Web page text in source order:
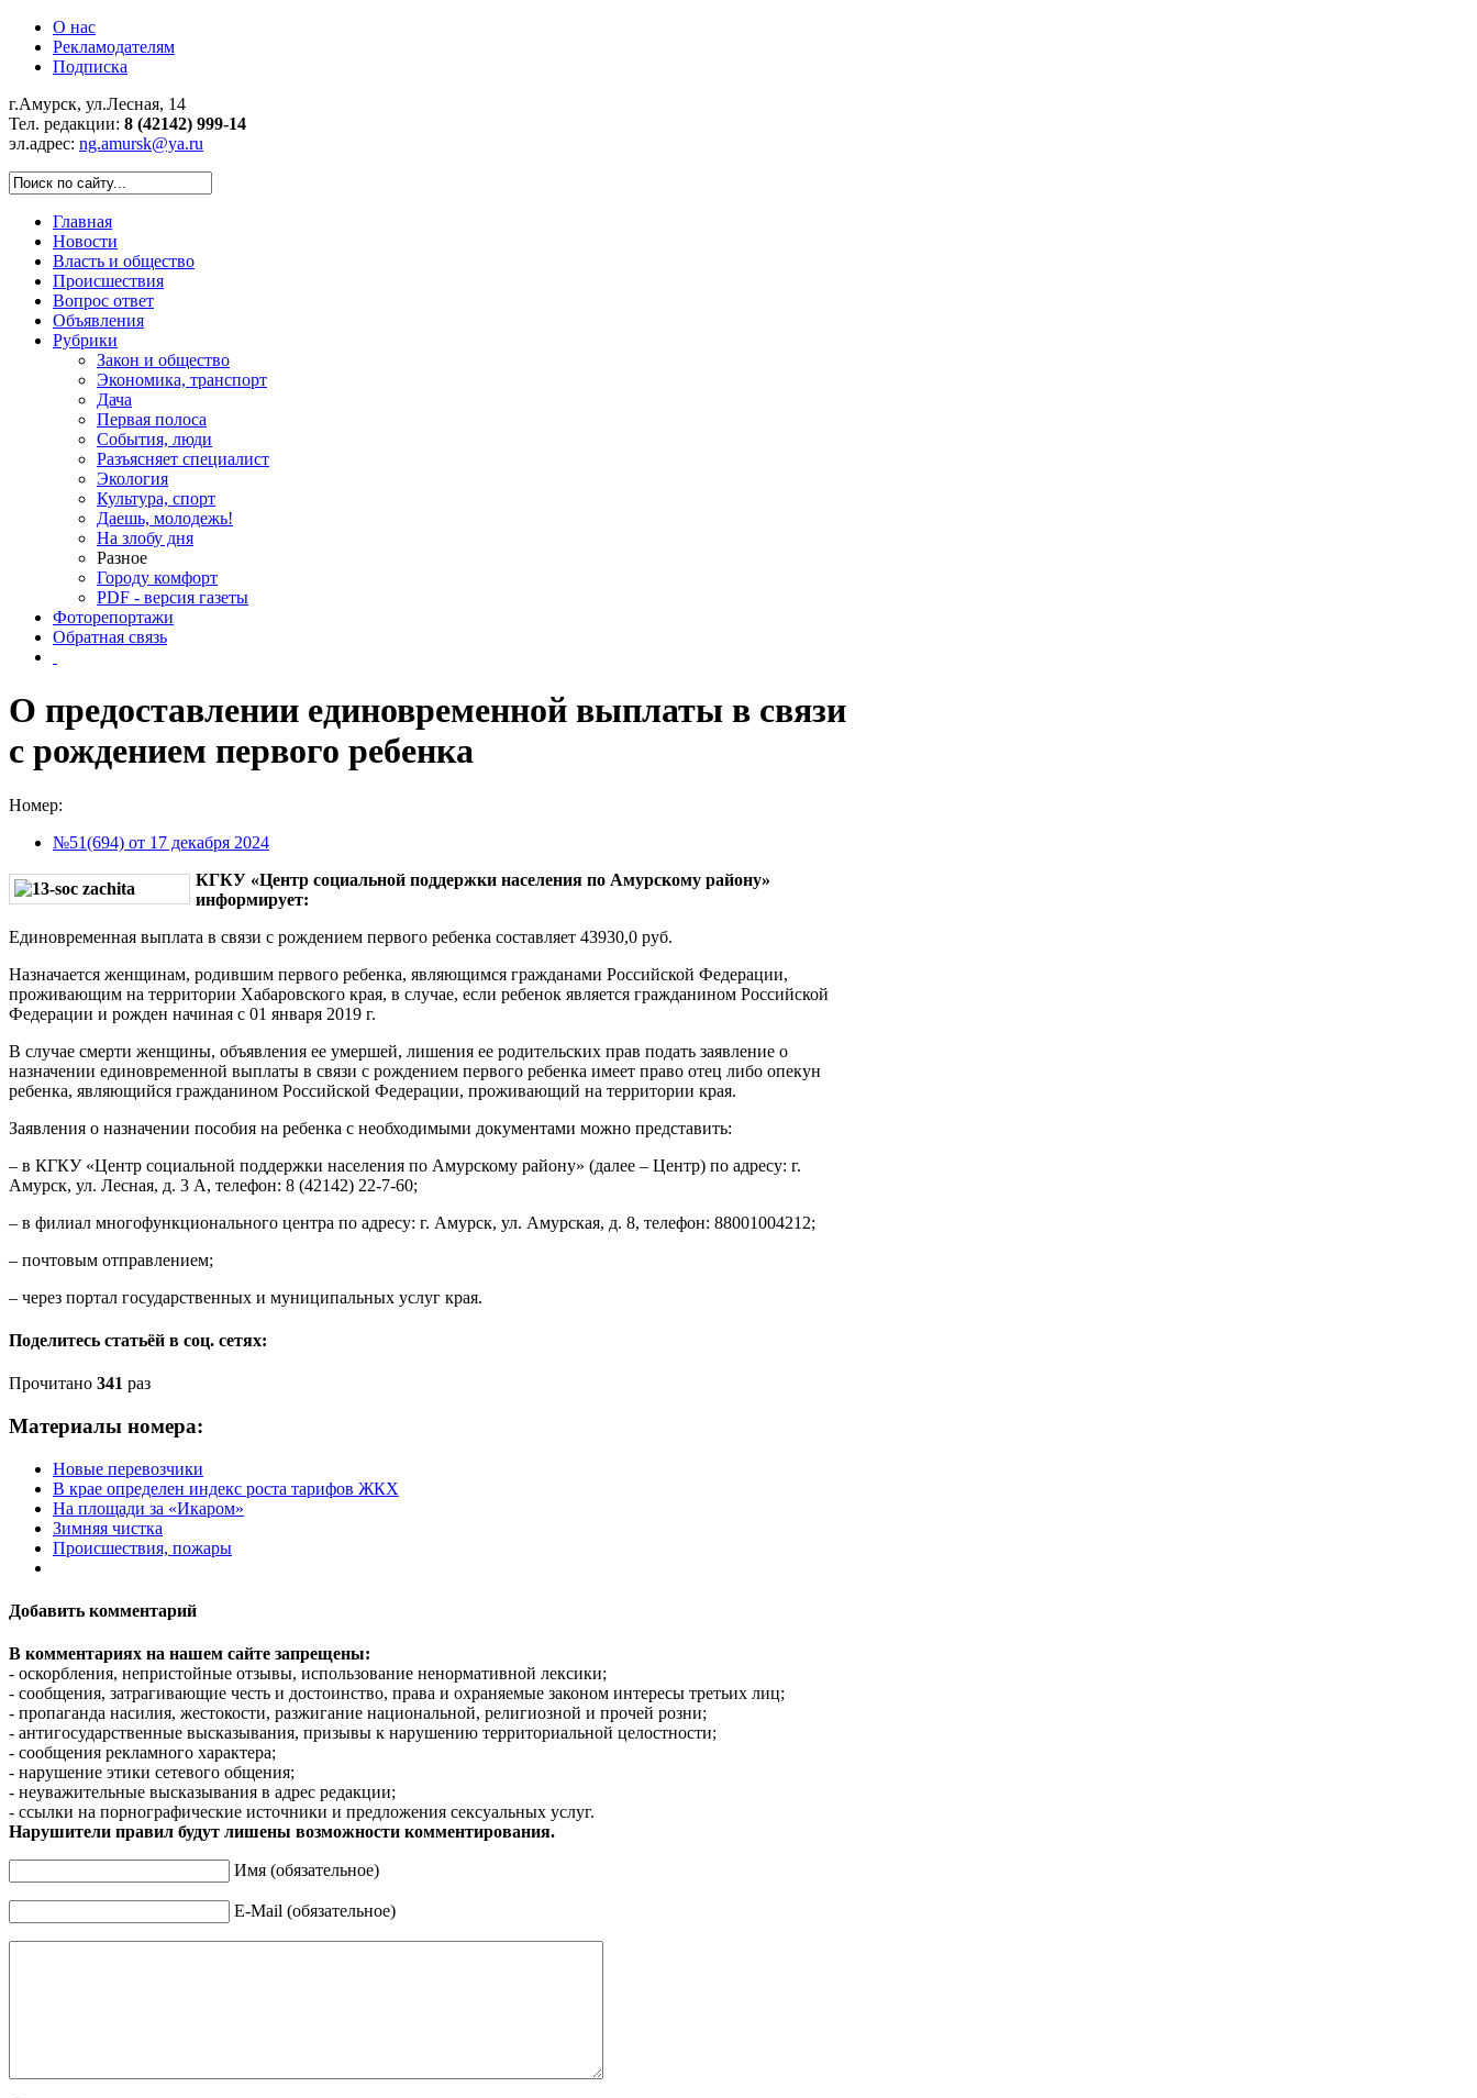
О нас
Рекламодателям
Подписка
г.Амурск, ул.Лесная, 14
Тел. редакции: 8 (42142) 999-14
эл.адрес: ng.amursk@ya.ru
Главная
Новости
Власть и общество
Происшествия
Вопрос ответ
Объявления
Рубрики
Закон и общество
Экономика, транспорт
Дача
Первая полоса
События, люди
Разъясняет специалист
Экология
Культура, спорт
Даешь, молодежь!
На злобу дня
Разное
Городу комфорт
PDF - версия газеты
Фоторепортажи
Обратная связь
О предоставлении единовременной выплаты в связи
с рождением первого ребенка
Номер:
№51(694) от 17 декабря 2024
КГКУ «Центр социальной поддержки населения по Амурскому району»
информирует:
Единовременная выплата в связи с рождением первого ребенка составляет 43930,0 руб.
Назначается женщинам, родившим первого ребенка, являющимся гражданами Российской Федерации,
проживающим на территории Хабаровского края, в случае, если ребенок является гражданином Российской
Федерации и рожден начиная с 01 января 2019 г.
В случае смерти женщины, объявления ее умершей, лишения ее родительских прав подать заявление о
назначении единовременной выплаты в связи с рождением первого ребенка имеет право отец либо опекун
ребенка, являющийся гражданином Российской Федерации, проживающий на территории края.
Заявления о назначении пособия на ребенка с необходимыми документами можно представить:
– в КГКУ «Центр социальной поддержки населения по Амурскому району» (далее – Центр) по адресу: г.
Амурск, ул. Лесная, д. 3 А, телефон: 8 (42142) 22-7-60;
– в филиал многофункционального центра по адресу: г. Амурск, ул. Амурская, д. 8, телефон: 88001004212;
– почтовым отправлением;
– через портал государственных и муниципальных услуг края.
Поделитесь статьёй в соц. сетях:
Прочитано 341 раз
Материалы номера:
Новые перевозчики
В крае определен индекс роста тарифов ЖКХ
На площади за «Икаром»
Зимняя чистка
Происшествия, пожары
Добавить комментарий
В комментариях на нашем сайте запрещены:
- оскорбления, непристойные отзывы, использование ненормативной лексики;
- сообщения, затрагивающие честь и достоинство, права и охраняемые законом интересы третьих лиц;
- пропаганда насилия, жестокости, разжигание национальной, религиозной и прочей розни;
- антигосударственные высказывания, призывы к нарушению территориальной целостности;
- сообщения рекламного характера;
- нарушение этики сетевого общения;
- неуважительные высказывания в адрес редакции;
- ссылки на порнографические источники и предложения сексуальных услуг.
Нарушители правил будут лишены возможности комментирования.
Имя (обязательное)
E-Mail (обязательное)